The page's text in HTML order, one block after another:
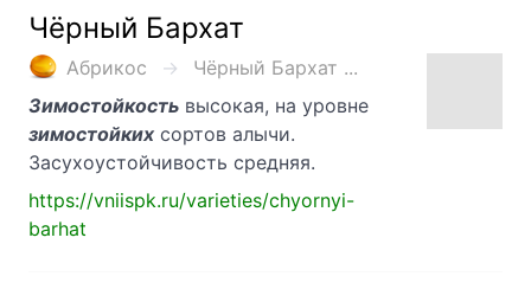
Чёрный Бархат
Абрикос
Чёрный Бархат ...
Зимостойкость высокая, на уровне
зимостойких сортов алычи.
Засухоустойчивость средняя.
https://vniispk.ru/varieties/chyornyi-
barhat